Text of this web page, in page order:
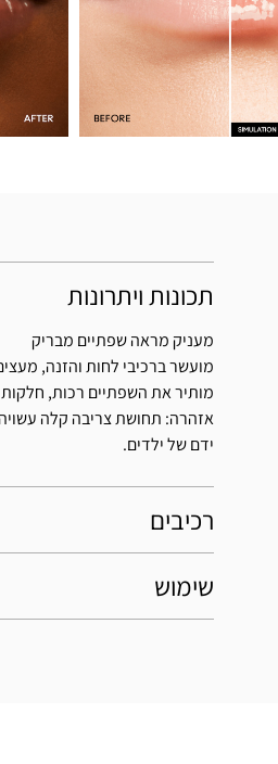
תכונות ויתרונות
מעניק מראה שפתיים מבריק
מועשר ברכיבי לחות והזנה,
מותיר את השפתיים רכות, חלקות
אזהרה: תחושת צריבה קלה
ידם של ילדים.
רכיבים
שימוש